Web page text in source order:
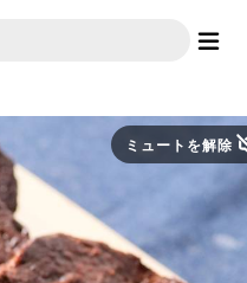
ミュートを解除